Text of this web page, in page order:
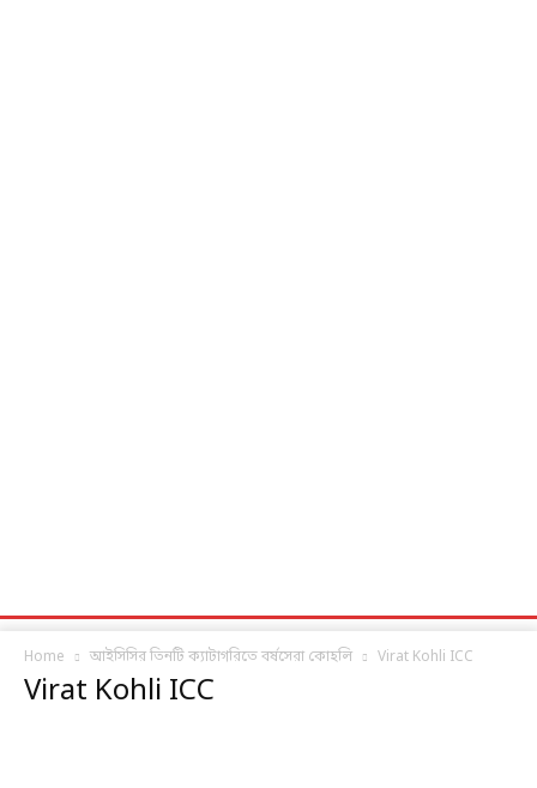
Home আইসিসির তিনটি ক্যাটাগরিতে বর্ষসেরা কোহলি Virat Kohli ICC
Virat Kohli ICC